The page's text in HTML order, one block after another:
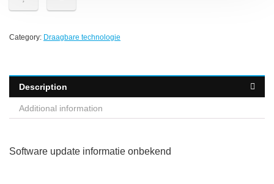
Category: Draagbare technologie
Description
Additional information
Software update informatie onbekend